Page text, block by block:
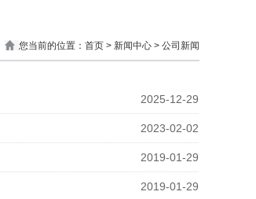
您当前的位置： 首页 > 新闻中心 > 公司新闻
2025-12-29
2023-02-02
2019-01-29
2019-01-29